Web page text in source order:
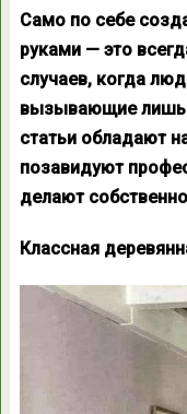
Само по себе
руками — это
случаев, когда
вызывающие лишь
статьи обладают
позавидуют
делают
Классная